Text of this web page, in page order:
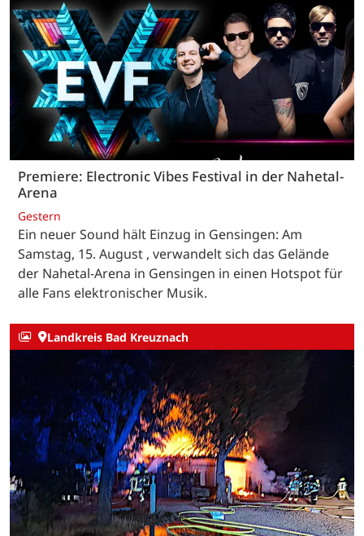
Premiere: Electronic Vibes Festival in der Nahetal-
Arena
Gestern
Ein neuer Sound hält Einzug in Gensingen: Am
Samstag, 15. August , verwandelt sich das Gelände
der Nahetal-Arena in Gensingen in einen Hotspot für
alle Fans elektronischer Musik.
Landkreis Bad Kreuznach